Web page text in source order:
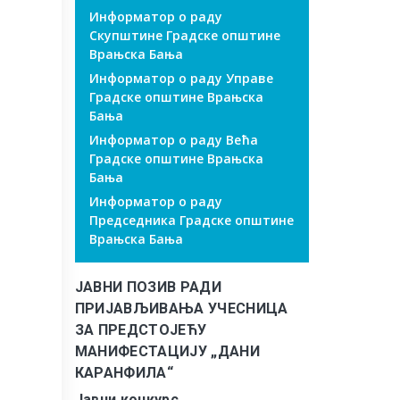
Информатор о раду
Скупштине Градске општине
Врањска Бања
Информатор о раду Управе
Градске општине Врањска
Бања
Информатор о раду Већа
Градске општине Врањска
Бања
Информатор о раду
Председника Градске општине
Врањска Бања
ЈАВНИ ПОЗИВ РАДИ
ПРИЈАВЉИВАЊА УЧЕСНИЦА
ЗА ПРЕДСТОЈЕЋУ
МАНИФЕСТАЦИЈУ „ДАНИ
КАРАНФИЛА“